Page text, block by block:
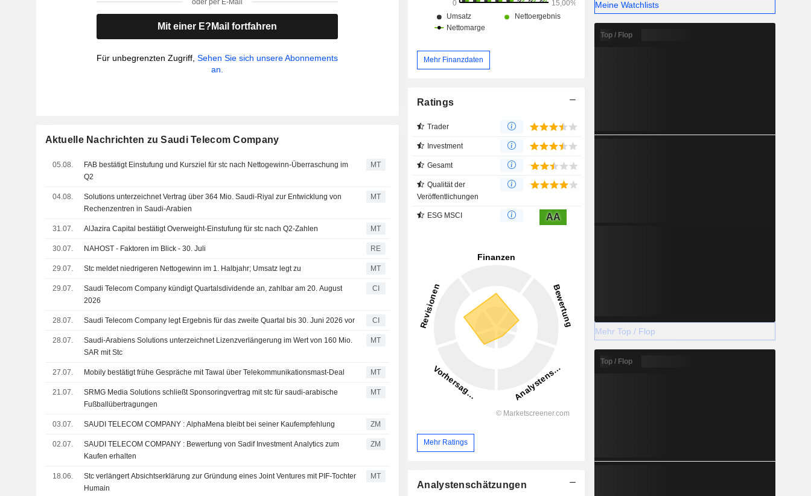
oder per E-Mail
Mit einer E?Mail fortfahren
Für unbegrenzten Zugriff,Sehen Sie sich unsere Abonnements
an.
Aktuelle Nachrichten zu Saudi Telecom Company
05.08.
FAB bestätigt Einstufung und Kursziel für stc nach Nettogewinn-Überraschung im
Q2
MT
04.08.
Solutions unterzeichnet Vertrag über 364 Mio. Saudi-Riyal zur Entwicklung von
Rechenzentren in Saudi-Arabien
MT
31.07. AlJazira Capital bestätigt Overweight-Einstufung für stc nach Q2-Zahlen MT
30.07. NAHOST - Faktoren im Blick - 30. Juli RE
29.07. Stc meldet niedrigeren Nettogewinn im 1. Halbjahr; Umsatz legt zu MT
29.07.
Saudi Telecom Company kündigt Quartalsdividende an, zahlbar am 20. August
2026
CI
28.07. Saudi Telecom Company legt Ergebnis für das zweite Quartal bis 30. Juni 2026 vor CI
28.07.
Saudi-Arabiens Solutions unterzeichnet Lizenzverlängerung im Wert von 160 Mio.
SAR mit Stc
MT
27.07. Mobily bestätigt frühe Gespräche mit Tawal über Telekommunikationsmast-Deal MT
21.07.
SRMG Media Solutions schließt Sponsoringvertrag mit stc für saudi-arabische
Fußballübertragungen
MT
03.07. SAUDI TELECOM COMPANY : AlphaMena bleibt bei seiner Kaufempfehlung ZM
02.07.
SAUDI TELECOM COMPANY : Bewertung von Sadif Investment Analytics zum
Kaufen erhalten
ZM
18.06.
Stc verlängert Absichtserklärung zur Gründung eines Joint Ventures mit PIF-Tochter
Humain
MT
Mehr Finanzdaten
Ratings
Trader
Investment
Gesamt
Qualität der
Veröffentlichungen
ESG MSCI AA
Mehr Ratings
Analystenschätzungen
Meine Watchlists
Top / Flop
Mehr Top / Flop
Top / Flop